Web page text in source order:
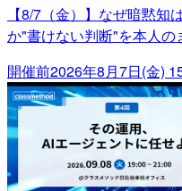
【8/7（金）】なぜ暗黙
か"書けない判断"を本人の
開催前2026年8月7日(金)